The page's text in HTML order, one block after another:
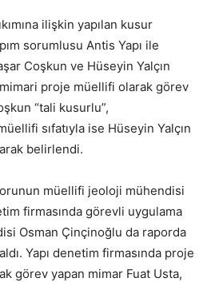
ilişkin yapılan kusur
sorumlusu Antis Yapı ile
Coşkun ve Hüseyin Yalçın
proje müellifi olarak görev
“tali kusurlu”,
sıfatıyla ise Hüseyin Yalçın
belirlendi.
müellifi jeoloji mühendisi
firmasında görevli uygulama
Osman Çinçinoğlu da raporda
Yapı denetim firmasında proje
görev yapan mimar Fuat Usta,